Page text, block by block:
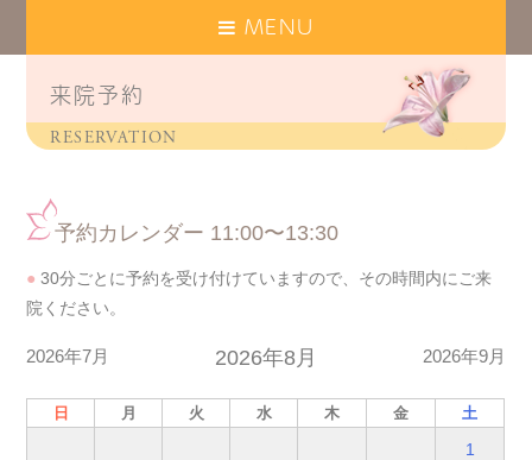
MENU
来院予約
RESERVATION
予約カレンダー 11:00〜13:30
● 30分ごとに予約を受け付けていますので、その時間内にご来
院ください。
2026年8月
日 月 火 水 木 金 土
1
2026年7月 2026年9月